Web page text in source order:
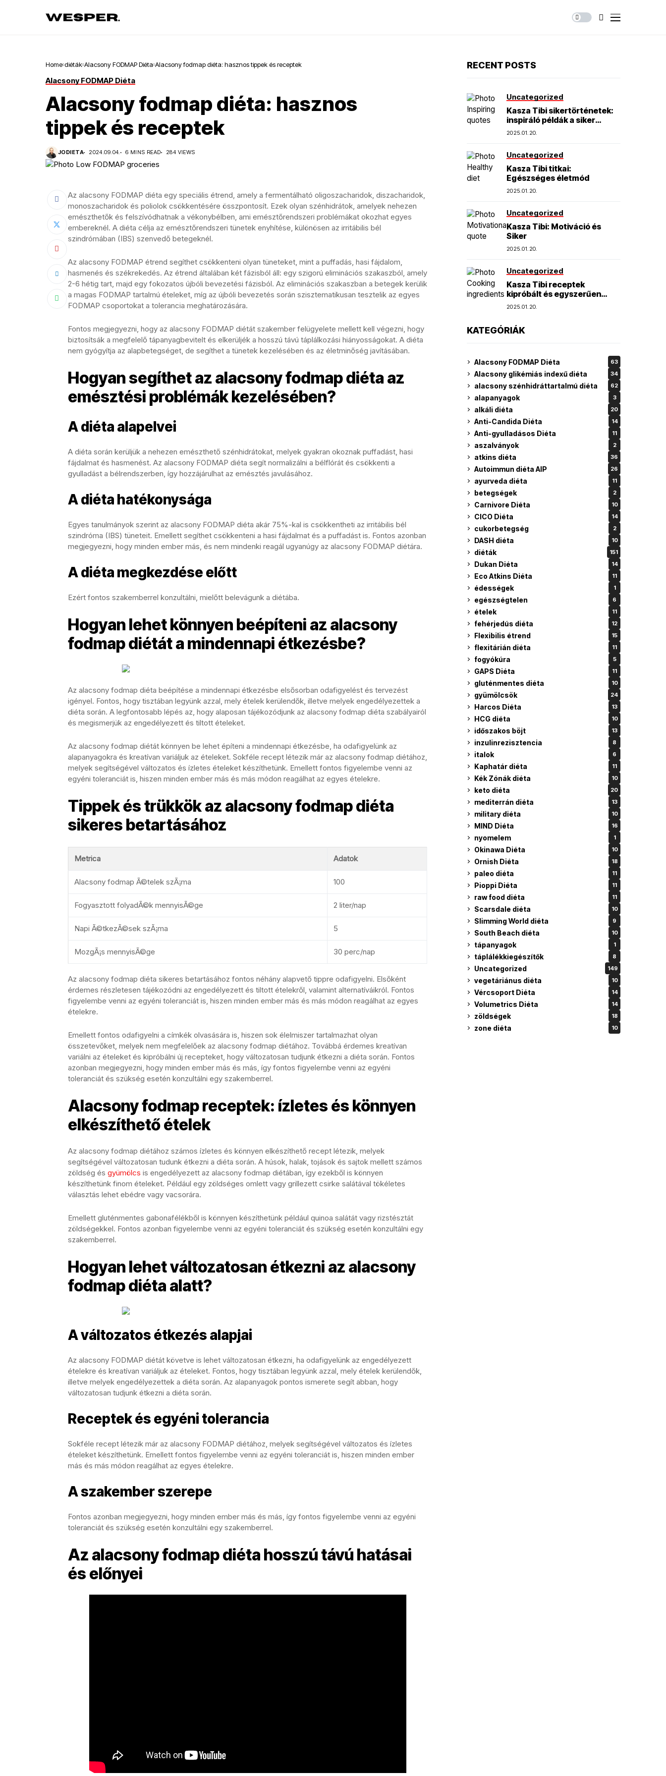
Home diéták Alacsony FODMAP Diéta Alacsony fodmap diéta: hasznos tippek és receptek
Alacsony FODMAP Diéta
Alacsony fodmap diéta: hasznos
tippek és receptek
JODIETA 2024.09.04. 6 MINS READ 284 VIEWS
Az alacsony FODMAP diéta egy speciális étrend, amely a fermentálható oligoszacharidok, diszacharidok,
monoszacharidok és poliolok csökkentésére összpontosít. Ezek olyan szénhidrátok, amelyek nehezen
emészthetők és felszívódhatnak a vékonybélben, ami emésztőrendszeri problémákat okozhat egyes
embereknél. A diéta célja az emésztőrendszeri tünetek enyhítése, különösen az irritábilis bél
szindrómában (IBS) szenvedő betegeknél.
Az alacsony FODMAP étrend segíthet csökkenteni olyan tüneteket, mint a puffadás, hasi fájdalom,
hasmenés és székrekedés. Az étrend általában két fázisból áll: egy szigorú eliminációs szakaszból, amely
2-6 hétig tart, majd egy fokozatos újbóli bevezetési fázisból. Az eliminációs szakaszban a betegek kerülik
a magas FODMAP tartalmú ételeket, míg az újbóli bevezetés során szisztematikusan tesztelik az egyes
FODMAP csoportokat a tolerancia meghatározására.
Fontos megjegyezni, hogy az alacsony FODMAP diétát szakember felügyelete mellett kell végezni, hogy
biztosítsák a megfelelő tápanyagbevitelt és elkerüljék a hosszú távú táplálkozási hiányosságokat. A diéta
nem gyógyítja az alapbetegséget, de segíthet a tünetek kezelésében és az életminőség javításában.
Hogyan segíthet az alacsony fodmap diéta az
emésztési problémák kezelésében?
A diéta alapelvei
A diéta során kerüljük a nehezen emészthető szénhidrátokat, melyek gyakran okoznak puffadást, hasi
fájdalmat és hasmenést. Az alacsony FODMAP diéta segít normalizálni a bélflórát és csökkenti a
gyulladást a bélrendszerben, így hozzájárulhat az emésztés javulásához.
A diéta hatékonysága
Egyes tanulmányok szerint az alacsony FODMAP diéta akár 75%-kal is csökkentheti az irritábilis bél
szindróma (IBS) tüneteit. Emellett segíthet csökkenteni a hasi fájdalmat és a puffadást is. Fontos azonban
megjegyezni, hogy minden ember más, és nem mindenki reagál ugyanúgy az alacsony FODMAP diétára.
A diéta megkezdése előtt
Ezért fontos szakemberrel konzultálni, mielőtt belevágunk a diétába.
Hogyan lehet könnyen beépíteni az alacsony
fodmap diétát a mindennapi étkezésbe?
Az alacsony fodmap diéta beépítése a mindennapi étkezésbe elsősorban odafigyelést és tervezést
igényel. Fontos, hogy tisztában legyünk azzal, mely ételek kerülendők, illetve melyek engedélyezettek a
diéta során. A legfontosabb lépés az, hogy alaposan tájékozódjunk az alacsony fodmap diéta szabályairól
és megismerjük az engedélyezett és tiltott ételeket.
Az alacsony fodmap diétát könnyen be lehet építeni a mindennapi étkezésbe, ha odafigyelünk az
alapanyagokra és kreatívan variáljuk az ételeket. Sokféle recept létezik már az alacsony fodmap diétához,
melyek segítségével változatos és ízletes ételeket készíthetünk. Emellett fontos figyelembe venni az
egyéni toleranciát is, hiszen minden ember más és más módon reagálhat az egyes ételekre.
Tippek és trükkök az alacsony fodmap diéta
sikeres betartásához
Metrica Adatok
Alacsony fodmap Ã©telek szÃ¡ma 100
Fogyasztott folyadÃ©k mennyisÃ©ge 2 liter/nap
Napi Ã©tkezÃ©sek szÃ¡ma 5
MozgÃ¡s mennyisÃ©ge 30 perc/nap
Az alacsony fodmap diéta sikeres betartásához fontos néhány alapvető tippre odafigyelni. Elsőként
érdemes részletesen tájékozódni az engedélyezett és tiltott ételekről, valamint alternatíváikról. Fontos
figyelembe venni az egyéni toleranciát is, hiszen minden ember más és más módon reagálhat az egyes
ételekre.
Emellett fontos odafigyelni a címkék olvasására is, hiszen sok élelmiszer tartalmazhat olyan
összetevőket, melyek nem megfelelőek az alacsony fodmap diétához. Továbbá érdemes kreatívan
variálni az ételeket és kipróbálni új recepteket, hogy változatosan tudjunk étkezni a diéta során. Fontos
azonban megjegyezni, hogy minden ember más és más, így fontos figyelembe venni az egyéni
toleranciát és szükség esetén konzultálni egy szakemberrel.
Alacsony fodmap receptek: ízletes és könnyen
elkészíthető ételek
Az alacsony fodmap diétához számos ízletes és könnyen elkészíthető recept létezik, melyek
segítségével változatosan tudunk étkezni a diéta során. A húsok, halak, tojások és sajtok mellett számos
zöldség és gyümölcs is engedélyezett az alacsony fodmap diétában, így ezekből is könnyen
készíthetünk finom ételeket. Például egy zöldséges omlett vagy grillezett csirke salátával tökéletes
választás lehet ebédre vagy vacsorára.
Emellett gluténmentes gabonafélékből is könnyen készíthetünk például quinoa salátát vagy rizstésztát
zöldségekkel. Fontos azonban figyelembe venni az egyéni toleranciát és szükség esetén konzultálni egy
szakemberrel.
Hogyan lehet változatosan étkezni az alacsony
fodmap diéta alatt?
A változatos étkezés alapjai
Az alacsony FODMAP diétát követve is lehet változatosan étkezni, ha odafigyelünk az engedélyezett
ételekre és kreatívan variáljuk az ételeket. Fontos, hogy tisztában legyünk azzal, mely ételek kerülendők,
illetve melyek engedélyezettek a diéta során. Az alapanyagok pontos ismerete segít abban, hogy
változatosan tudjunk étkezni a diéta során.
Receptek és egyéni tolerancia
Sokféle recept létezik már az alacsony FODMAP diétához, melyek segítségével változatos és ízletes
ételeket készíthetünk. Emellett fontos figyelembe venni az egyéni toleranciát is, hiszen minden ember
más és más módon reagálhat az egyes ételekre.
A szakember szerepe
Fontos azonban megjegyezni, hogy minden ember más és más, így fontos figyelembe venni az egyéni
toleranciát és szükség esetén konzultálni egy szakemberrel.
Az alacsony fodmap diéta hosszú távú hatásai
és előnyei
RECENT POSTS
Uncategorized
Kasza Tibi sikertörténetek:
inspiráló példák a siker
elérésére
2025.01.20.
Uncategorized
Kasza Tibi titkai:
Egészséges életmód
2025.01.20.
Uncategorized
Kasza Tibi: Motiváció és
Siker
2025.01.20.
Uncategorized
Kasza Tibi receptek
kipróbált és egyszerűen
elkészíthető finomságok
2025.01.20.
KATEGÓRIÁK
Alacsony FODMAP Diéta 63
Alacsony glikémiás indexű diéta 34
alacsony szénhidráttartalmú diéta 62
alapanyagok 3
alkáli diéta 20
Anti-Candida Diéta 14
Anti-gyulladásos Diéta 11
aszalványok 2
atkins diéta 36
Autoimmun diéta AIP 26
ayurveda diéta 11
betegségek 2
Carnivore Diéta 10
CICO Diéta 14
cukorbetegség 2
DASH diéta 10
diéták 151
Dukan Diéta 14
Eco Atkins Diéta 11
édességek 1
egészségtelen 6
ételek 11
fehérjedús diéta 12
Flexibilis étrend 15
flexitárián diéta 11
fogyókúra 5
GAPS Diéta 11
gluténmentes diéta 10
gyümölcsök 24
Harcos Diéta 13
HCG diéta 10
időszakos böjt 13
inzulinrezisztencia 8
italok 6
Kaphatár diéta 11
Kék Zónák diéta 10
keto diéta 20
mediterrán diéta 13
military diéta 10
MIND Diéta 16
nyomelem 1
Okinawa Diéta 10
Ornish Diéta 18
paleo diéta 11
Pioppi Diéta 11
raw food diéta 11
Scarsdale diéta 10
Slimming World diéta 9
South Beach diéta 10
tápanyagok 1
táplálékkiegészítők 8
Uncategorized 149
vegetáriánus diéta 10
Vércsoport Diéta 14
Volumetrics Diéta 14
zöldségek 18
zone diéta 10